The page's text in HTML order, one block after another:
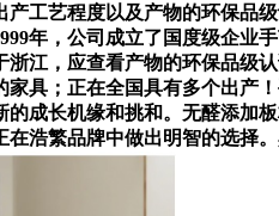
工艺程度以及产物的环保品
年，公司成立了国度级企业
江，应查看产物的环保品级
具；正在全国具有多个出产
成长机缘和挑和。无醛添加
浩繁品牌中做出明智的选择